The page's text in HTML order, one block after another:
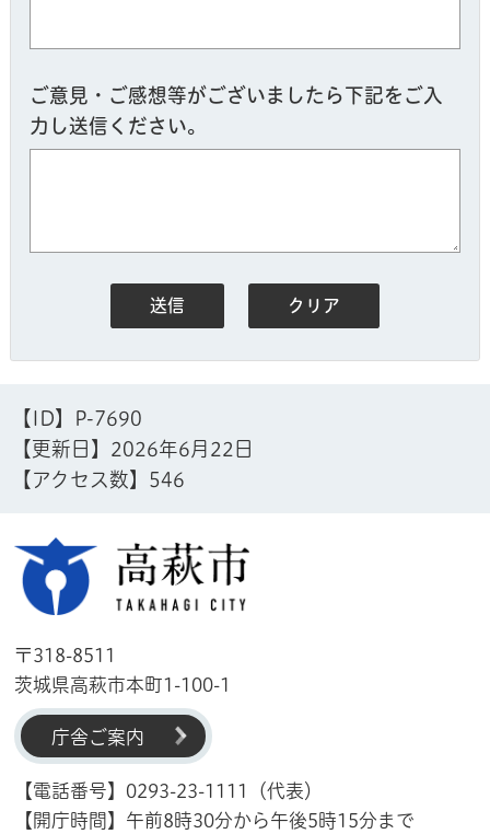
ご意見・ご感想等がございましたら下記をご入
力し送信ください。
【ID】
P-7690
【更新日】 2026年6月22日
【アクセス数】
546
〒318-8511
茨城県高萩市本町1-100-1
庁舎ご案内
【電話番号】0293-23-1111（代表）
【開庁時間】午前8時30分から午後5時15分まで